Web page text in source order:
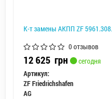
К-т замены АКПП ZF
0 отзывов
12 625 грн
сегодня
Артикул:
ZF Friedrichshafen
AG